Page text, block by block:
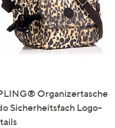
Organizertasche
Sicherheitsfach Logo-